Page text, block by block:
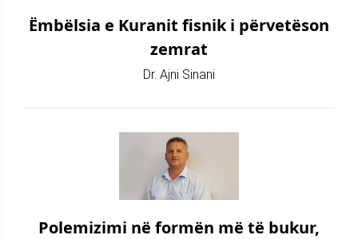
Ëmbëlsia e Kuranit fisnik i përvetëson
zemrat
Dr. Ajni Sinani
Polemizimi në formën më të bukur,